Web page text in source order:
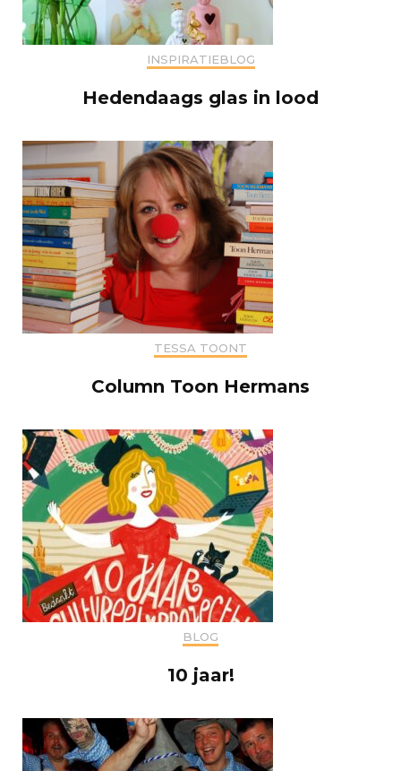
INSPIRATIEBLOG
Hedendaags glas in lood
TESSA TOONT
Column Toon Hermans
BLOG
10 jaar!